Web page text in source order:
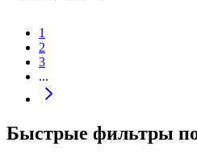
1
2
3
...
Быстрые фильтры